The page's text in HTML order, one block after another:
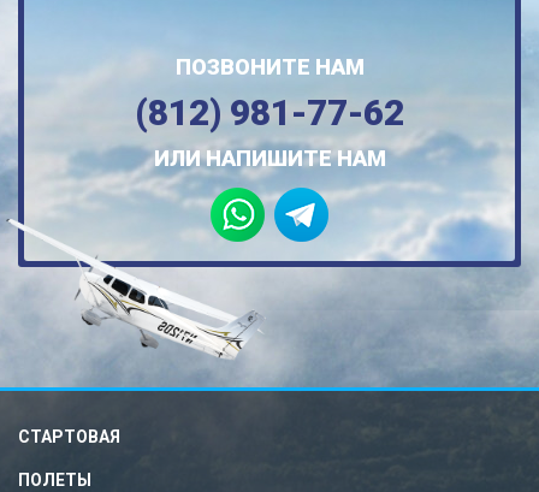
ПОЗВОНИТЕ НАМ
(812) 981-77-62
ИЛИ НАПИШИТЕ НАМ
СТАРТОВАЯ
ПОЛЕТЫ